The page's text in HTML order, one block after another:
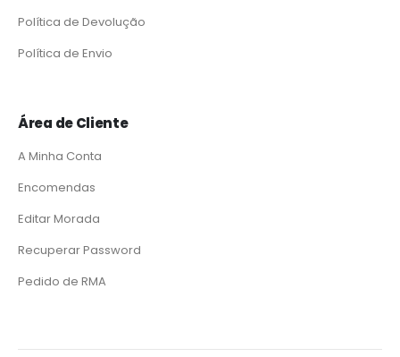
Política de Devolução
Política de Envio
Área de Cliente
A Minha Conta
Encomendas
Editar Morada
Recuperar Password
Pedido de RMA